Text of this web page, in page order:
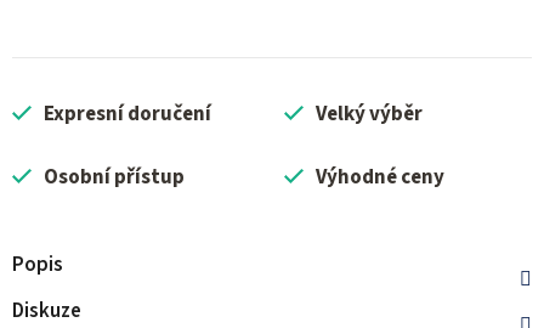
Expresní doručení Velký výběr
Osobní přístup Výhodné ceny
Popis
Diskuze